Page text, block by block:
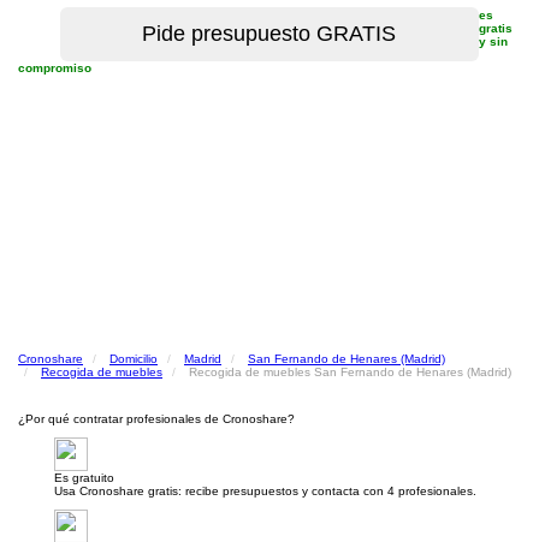
es
gratis
y sin
compromiso
Cronoshare Domicilio Madrid
San Fernando de Henares (Madrid)
Recogida de muebles
Recogida de muebles San Fernando de Henares (Madrid)
¿Por qué contratar profesionales de Cronoshare?
Es gratuito
Usa Cronoshare gratis: recibe presupuestos y contacta con 4 profesionales.